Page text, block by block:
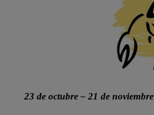
23 de octubre – 21 de noviembre